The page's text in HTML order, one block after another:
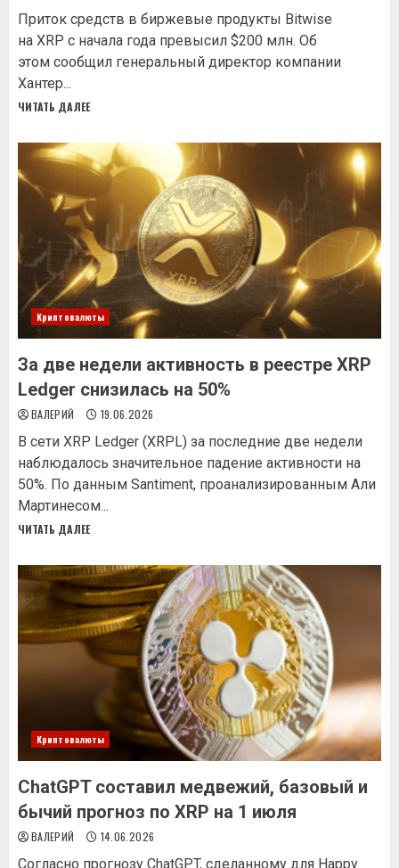
Приток средств в биржевые продукты Bitwise
на XRP с начала года превысил $200 млн. Об
этом сообщил генеральный директор компании
Хантер...
ЧИТАТЬ ДАЛЕЕ
Криптовалюты
За две недели активность в реестре XRP
Ledger снизилась на 50%
ВАЛЕРИЙ 19.06.2026
В сети XRP Ledger (XRPL) за последние две недели
наблюдалось значительное падение активности на
50%. По данным Santiment, проанализированным Али
Мартинесом...
ЧИТАТЬ ДАЛЕЕ
Криптовалюты
ChatGPT составил медвежий, базовый и
бычий прогноз по XRP на 1 июля
ВАЛЕРИЙ 14.06.2026
Согласно прогнозу ChatGPT, сделанному для Happy